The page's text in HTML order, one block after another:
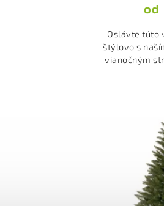
od
Oslávte túto
štýlovo s
vianočným
atmosféru,